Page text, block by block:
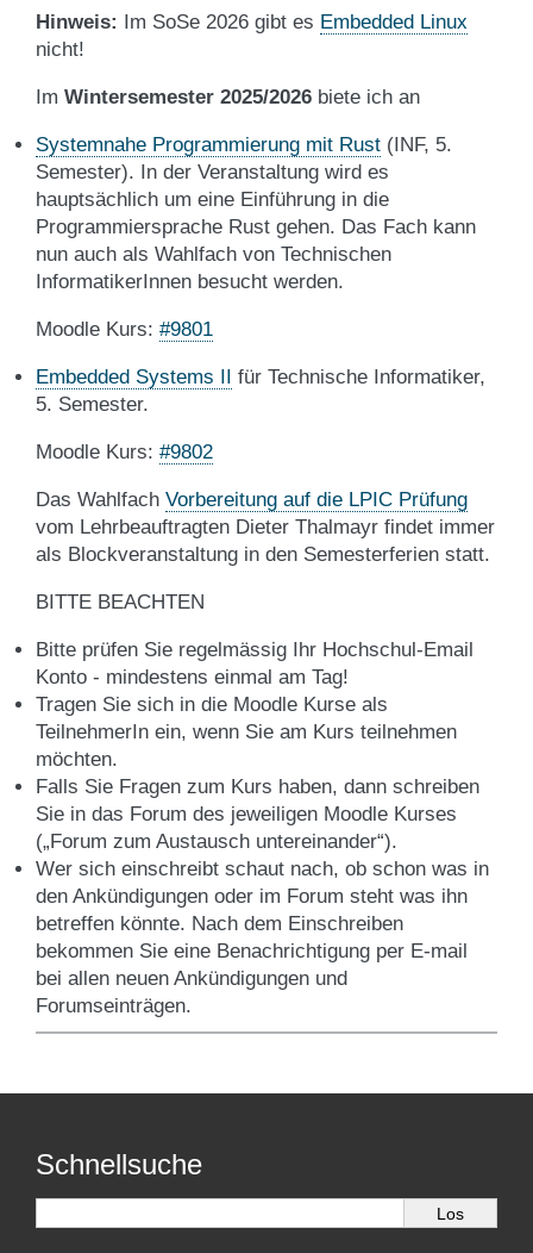
Hinweis: Im SoSe 2026 gibt es Embedded Linux
nicht!
Im Wintersemester 2025/2026 biete ich an
Systemnahe Programmierung mit Rust (INF, 5.
Semester). In der Veranstaltung wird es
hauptsächlich um eine Einführung in die
Programmiersprache Rust gehen. Das Fach kann
nun auch als Wahlfach von Technischen
InformatikerInnen besucht werden.
Moodle Kurs: #9801
Embedded Systems II für Technische Informatiker,
5. Semester.
Moodle Kurs: #9802
Das Wahlfach Vorbereitung auf die LPIC Prüfung
vom Lehrbeauftragten Dieter Thalmayr findet immer
als Blockveranstaltung in den Semesterferien statt.
BITTE BEACHTEN
Bitte prüfen Sie regelmässig Ihr Hochschul-Email
Konto - mindestens einmal am Tag!
Tragen Sie sich in die Moodle Kurse als
TeilnehmerIn ein, wenn Sie am Kurs teilnehmen
möchten.
Falls Sie Fragen zum Kurs haben, dann schreiben
Sie in das Forum des jeweiligen Moodle Kurses
(„Forum zum Austausch untereinander“).
Wer sich einschreibt schaut nach, ob schon was in
den Ankündigungen oder im Forum steht was ihn
betreffen könnte. Nach dem Einschreiben
bekommen Sie eine Benachrichtigung per E-mail
bei allen neuen Ankündigungen und
Forumseinträgen.
Schnellsuche